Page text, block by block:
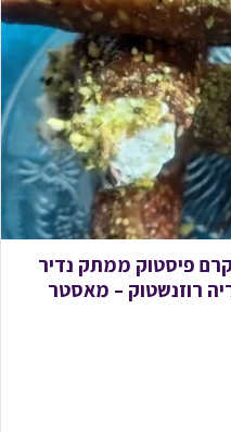
קרם פיסטוק ממתק נדיר
רוזנשטוק – מאסטר